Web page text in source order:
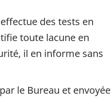
des tests en
toute lacune en
il en informe sans
le Bureau et envoyée